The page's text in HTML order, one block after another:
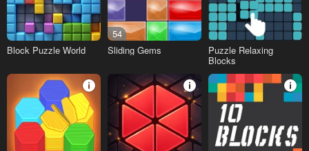
Block Puzzle World
54
Sliding Gems
Puzzle Relaxing
Blocks